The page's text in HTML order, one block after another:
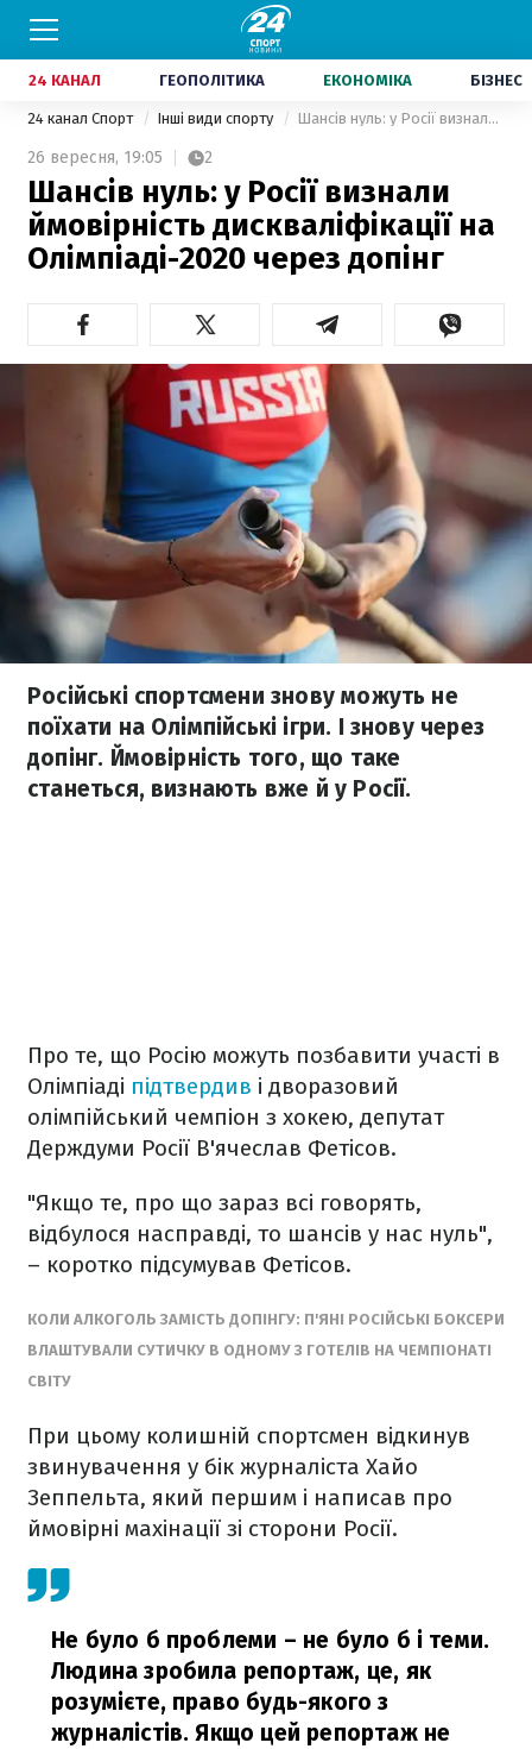
24 КАНАЛ ГЕОПОЛІТИКА ЕКОНОМІКА БІЗНЕС
24 канал Спорт Інші види спорту Шансів нуль: у Росії визнали ймовірність дискваліфікації на Олімпіаді-2020 через допінг
26 вересня, 19:05 2
Шансів нуль: у Росії визнали
ймовірність дискваліфікації на
Олімпіаді-2020 через допінг
Російські спортсмени знову можуть не
поїхати на Олімпійські ігри. І знову через
допінг. Ймовірність того, що таке
станеться, визнають вже й у Росії.
Про те, що Росію можуть позбавити участі в
Олімпіаді підтвердив і дворазовий
олімпійський чемпіон з хокею, депутат
Держдуми Росії В'ячеслав Фетісов.
"Якщо те, про що зараз всі говорять,
відбулося насправді, то шансів у нас нуль",
– коротко підсумував Фетісов.
КОЛИ АЛКОГОЛЬ ЗАМІСТЬ ДОПІНГУ: П'ЯНІ РОСІЙСЬКІ БОКСЕРИ
ВЛАШТУВАЛИ СУТИЧКУ В ОДНОМУ З ГОТЕЛІВ НА ЧЕМПІОНАТІ
СВІТУ
При цьому колишній спортсмен відкинув
звинувачення у бік журналіста Хайо
Зеппельта, який першим і написав про
ймовірні махінації зі сторони Росії.
Не було б проблеми – не було б і теми.
Людина зробила репортаж, це, як
розумієте, право будь-якого з
журналістів. Якщо цей репортаж не